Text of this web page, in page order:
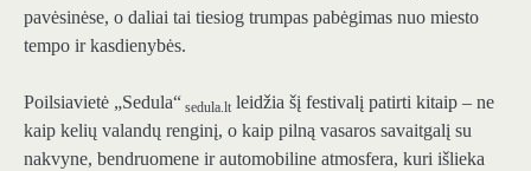
pavėsinėse, o daliai tai tiesiog trumpas pabėgimas nuo miesto
tempo ir kasdienybės.
Poilsiavietė „Sedula“ sedula.lt leidžia šį festivalį patirti kitaip – ne
kaip kelių valandų renginį, o kaip pilną vasaros savaitgalį su
nakvyne, bendruomene ir automobiline atmosfera, kuri išlieka